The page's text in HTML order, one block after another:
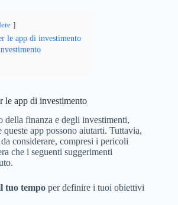
le app di investimento
le app di investimento
della finanza e degli investimenti,
queste app possono aiutarti. Tuttavia,
considerare, compresi i pericoli
che i seguenti suggerimenti
tuo tempo per definire i tuoi obiettivi